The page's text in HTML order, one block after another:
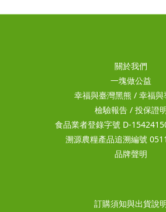
關於我們
一塊做公益
幸福與臺灣黑熊 / 幸福與
檢驗報告/ 投保證
食品業者登錄字號 D-
溯源農糧產品追溯編號
品牌聲明
訂購須知與出貨說